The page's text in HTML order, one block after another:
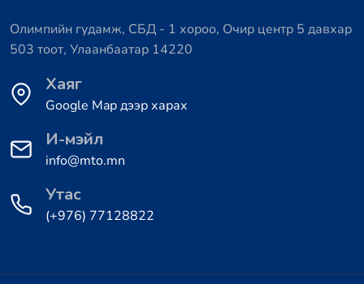
Олимпийн гудамж, СБД - 1 хороо, Очир центр 5 давхар
503 тоот, Улаанбаатар 14220
Хаяг
Google Map дээр харах
И-мэйл
info@mto.mn
Утас
(+976) 77128822